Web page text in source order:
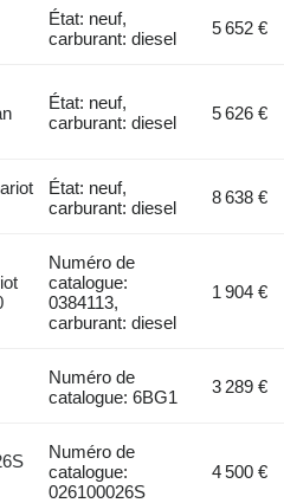
État: neuf,
carburant: diesel
5 652 €
État: neuf,
carburant: diesel
5 626 €
État: neuf,
carburant: diesel
8 638 €
Numéro de
catalogue:
0384113,
carburant: diesel
1 904 €
Numéro de
catalogue: 6BG1
3 289 €
Numéro de
catalogue:
026100026S
4 500 €